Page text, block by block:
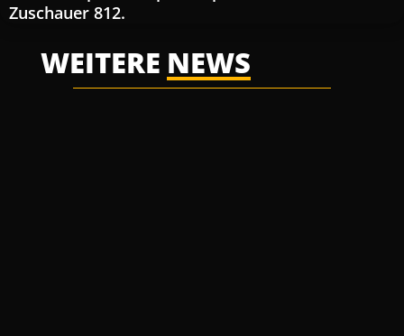
Zuschauer 812.
WEITERE NEWS